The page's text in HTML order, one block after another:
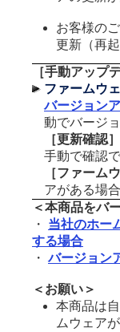
お客様の
更新（再
［手動アップ
ファームウ
バージョン
動でバージ
［更新確認］
手動で確認で
［ファーム
アがある場
＜本商品をバ
・ 当社のホー
する場合
・バージョン
＜お願い＞
本商品は
ムウェア